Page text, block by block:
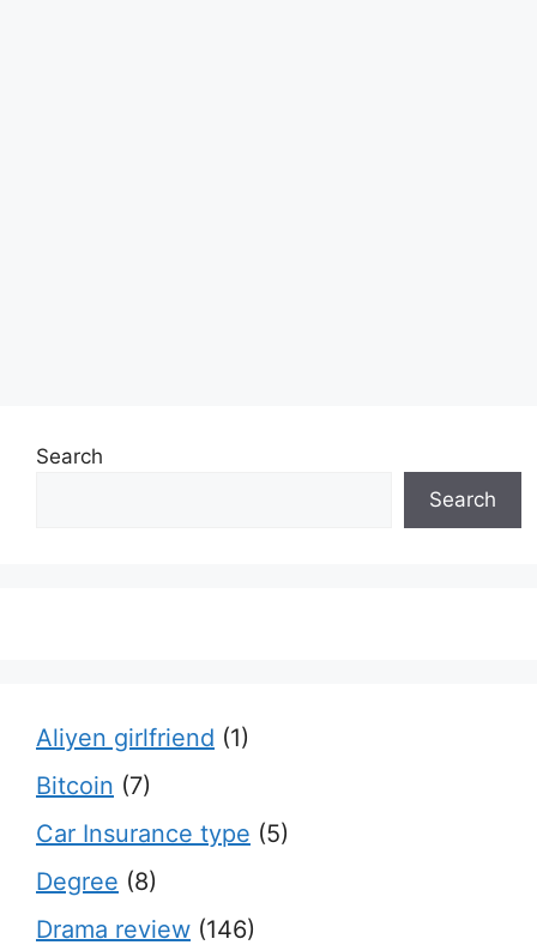
Search
Search
Aliyen girlfriend (1)
Bitcoin (7)
Car Insurance type (5)
Degree (8)
Drama review (146)